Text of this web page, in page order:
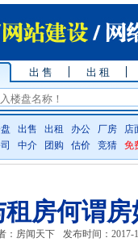
出 售 出 租
出售 出租 办公 厂房
店
中介 团购 估价 竞猜 免
租房何谓房
：房闻天下 发布时间：2017-